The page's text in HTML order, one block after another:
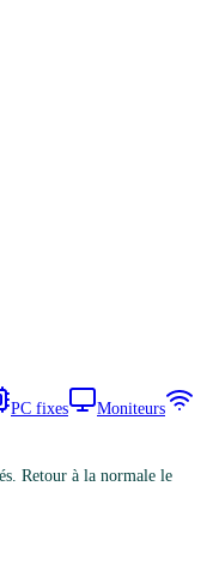
PC fixes
Moniteurs
Retour à la normale le